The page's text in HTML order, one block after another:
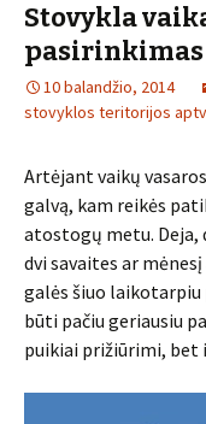
Stovykla
pasirinkimas
10 balandžio, 2014
stovyklos teritorijos
Artėjant vaikų
galvą, kam reikės
atostogų metu. Deja,
dvi savaites ar
galės šiuo laikotarpiu
būti pačiu geriausiu
puikiai prižiūrimi, bet